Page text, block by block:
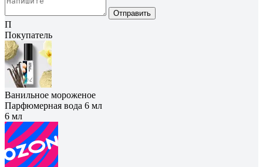
Отправить
П
Покупатель
Ванильное мороженое
Парфюмерная вода 6 мл
6 мл